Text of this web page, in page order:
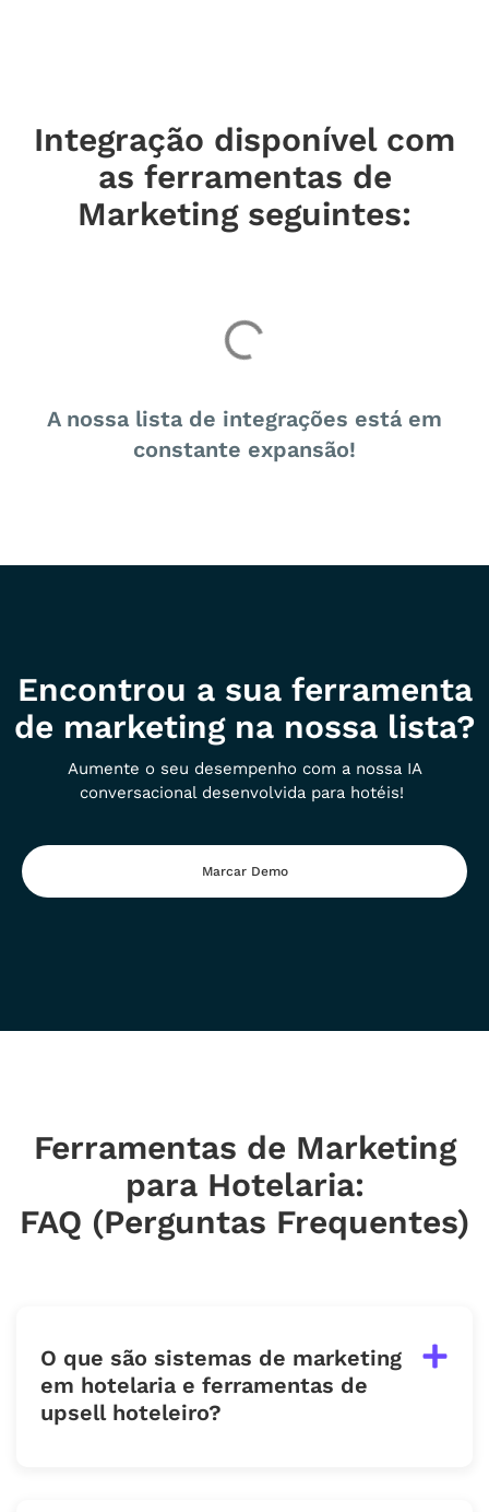
Integração disponível com
as ferramentas de
Marketing seguintes:
A nossa lista de integrações está em
constante expansão!
Encontrou a sua ferramenta
de marketing na nossa lista?
Aumente o seu desempenho com a nossa IA
conversacional desenvolvida para hotéis!
Marcar Demo
Ferramentas de Marketing
para Hotelaria:
FAQ (Perguntas Frequentes)
O que são sistemas de marketing
em hotelaria e ferramentas de
upsell hoteleiro?